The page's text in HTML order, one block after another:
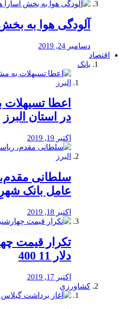
آلودگی هوا به
دسامبر 24, 2019
اقتصاد
بانک
️اعطا
در استان البرز
اکتبر 19, 2019
سلطانی
عامل بانک شهرِ
اکتبر 18, 2019
تکرار قیمت
دلار 11 400
اکتبر 17, 2019
کشاورزی